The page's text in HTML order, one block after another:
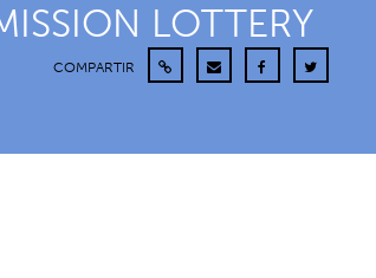
LOTTERY
COMPARTIR